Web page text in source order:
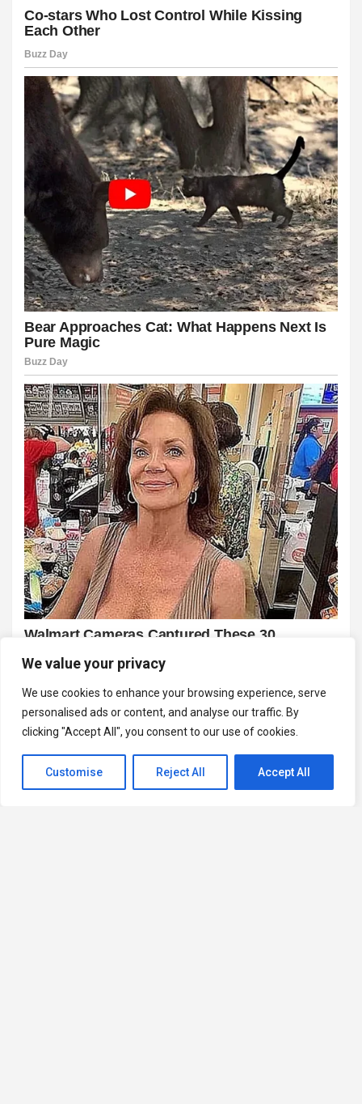
We value your privacy
We use cookies to enhance your browsing experience, serve
personalised ads or content, and analyse our traffic. By
clicking "Accept All", you consent to our use of cookies.
Customise Reject All Accept All